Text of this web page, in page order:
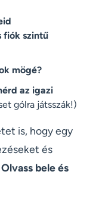
fiók szintű
mögé?
az igazi
gólra játsszák!)
is, hogy egy
és
Olvass bele és